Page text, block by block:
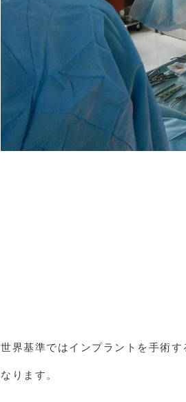
世界基準ではインプラントを手術す
なります。